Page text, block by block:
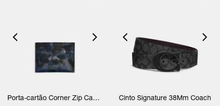
Porta-cartão Corner Zip Camo
Cinto Signature 38Mm Coach